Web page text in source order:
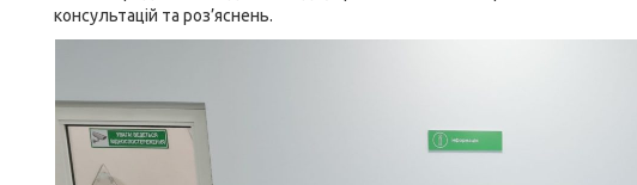
консультацій та роз’яснень.